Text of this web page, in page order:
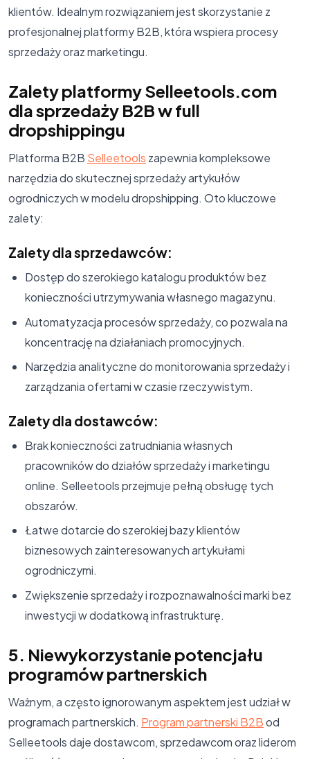
klientów. Idealnym rozwiązaniem jest skorzystanie z
profesjonalnej platformy B2B, która wspiera procesy
sprzedaży oraz marketingu.
Zalety platformy Selleetools.com
dla sprzedaży B2B w full
dropshippingu
Platforma B2B Selleetools zapewnia kompleksowe
narzędzia do skutecznej sprzedaży artykułów
ogrodniczych w modelu dropshipping. Oto kluczowe
zalety:
Zalety dla sprzedawców:
Dostęp do szerokiego katalogu produktów bez
konieczności utrzymywania własnego magazynu.
Automatyzacja procesów sprzedaży, co pozwala na
koncentrację na działaniach promocyjnych.
Narzędzia analityczne do monitorowania sprzedaży i
zarządzania ofertami w czasie rzeczywistym.
Zalety dla dostawców:
Brak konieczności zatrudniania własnych
pracowników do działów sprzedaży i marketingu
online. Selleetools przejmuje pełną obsługę tych
obszarów.
Łatwe dotarcie do szerokiej bazy klientów
biznesowych zainteresowanych artykułami
ogrodniczymi.
Zwiększenie sprzedaży i rozpoznawalności marki bez
inwestycji w dodatkową infrastrukturę.
5. Niewykorzystanie potencjału
programów partnerskich
Ważnym, a często ignorowanym aspektem jest udział w
programach partnerskich. Program partnerski B2Bod
Selleetools daje dostawcom, sprzedawcom oraz liderom